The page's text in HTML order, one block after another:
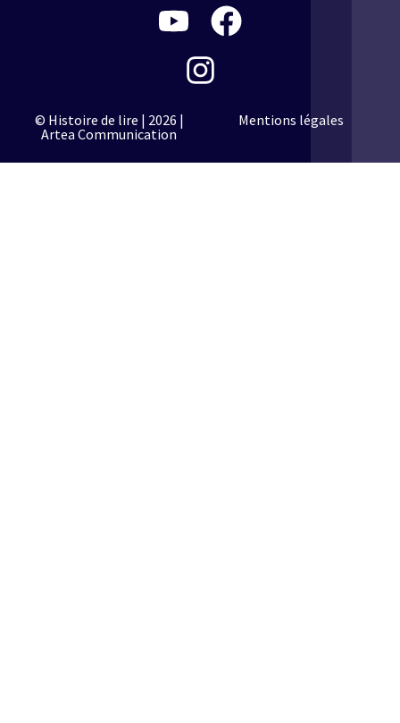
© Histoire de lire | 2026 |
Artea Communication
Mentions légales